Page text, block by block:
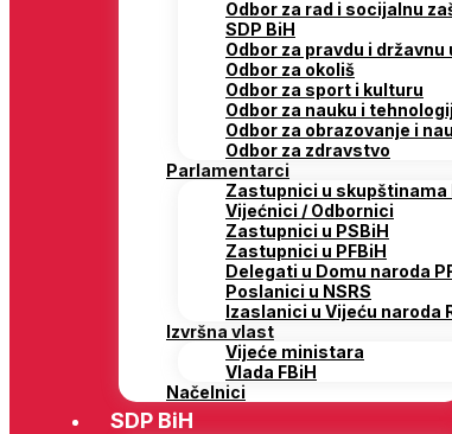
Odbor za rad i socijalnu
SDP BiH
Odbor za pravdu i državnu
Odbor za okoliš
Odbor za sport i kulturu
Odbor za nauku i
Odbor za obrazovanje i
Odbor za zdravstvo
Parlamentarci
Zastupnici u skupštinama
Vijećnici / Odbornici
Zastupnici u PSBiH
Zastupnici u PFBiH
Delegati u Domu naroda
Poslanici u NSRS
Izaslanici u Vijeću naroda
Izvršna vlast
Vijeće ministara
Vlada FBiH
Načelnici
SDP BiH